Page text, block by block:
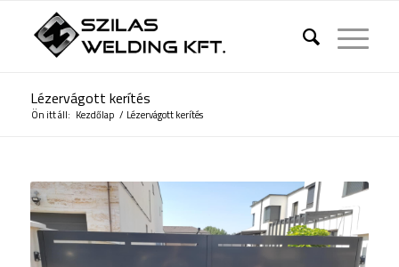
Lézervágott kerítés
Ön itt áll: Kezdőlap / Lézervágott kerítés